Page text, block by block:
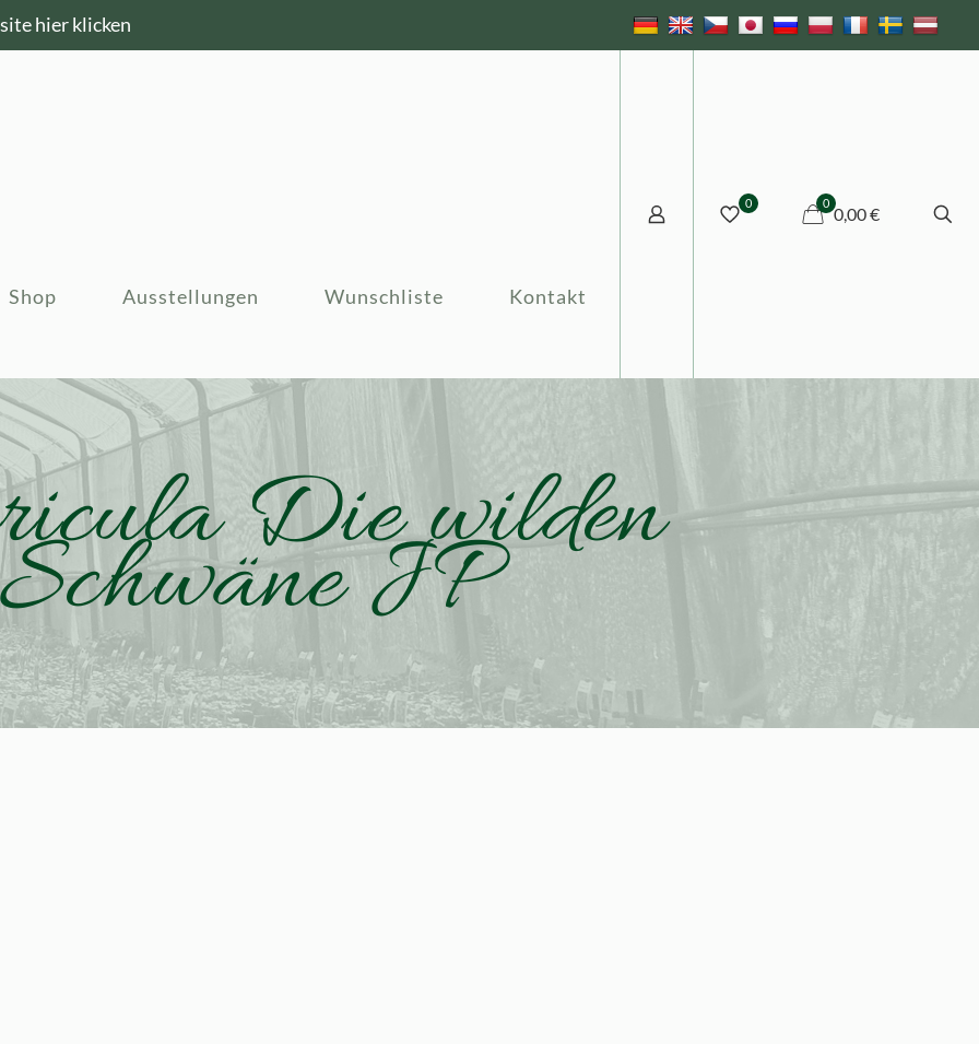
hier klicken
Shop Ausstellungen Wunschliste Kontakt
0 0
0,00 €
Die wilden
JP